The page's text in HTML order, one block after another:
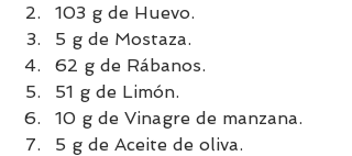
103 g de Huevo.
5 g de Mostaza.
62 g de Rábanos.
51 g de Limón.
10 g de Vinagre de manzana.
5 g de Aceite de oliva.